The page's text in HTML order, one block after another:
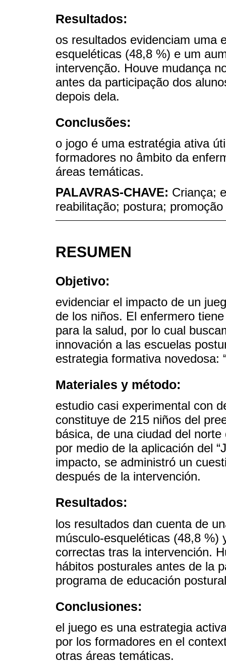
Resultados:
os resultados evidenciam uma
esqueléticas (48,8 %) e um
intervenção. Houve mudança
antes da participação dos
depois dela.
Conclusões:
o jogo é uma estratégia ativa
formadores no âmbito da
áreas temáticas.
PALAVRAS-CHAVE: Criança;
reabilitação; postura;
RESUMEN
Objetivo:
evidenciar el impacto de un
de los niños. El enfermero
para la salud, por lo cual
innovación a las escuelas
estrategia formativa novedosa:
Materiales y método:
estudio casi experimental con
constituye de 215 niños del
básica, de una ciudad del
por medio de la aplicación del
impacto, se administró un
después de la intervención.
Resultados:
los resultados dan cuenta de
músculo-esqueléticas (48,8 %)
correctas tras la intervención.
hábitos posturales antes de la
programa de educación
Conclusiones:
el juego es una estrategia
por los formadores en el
otras áreas temáticas.